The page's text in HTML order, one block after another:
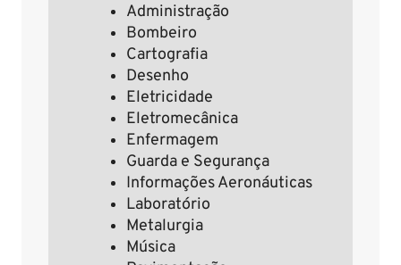
Administração
Bombeiro
Cartografia
Desenho
Eletricidade
Eletromecânica
Enfermagem
Guarda e Segurança
Informações Aeronáuticas
Laboratório
Metalurgia
Música